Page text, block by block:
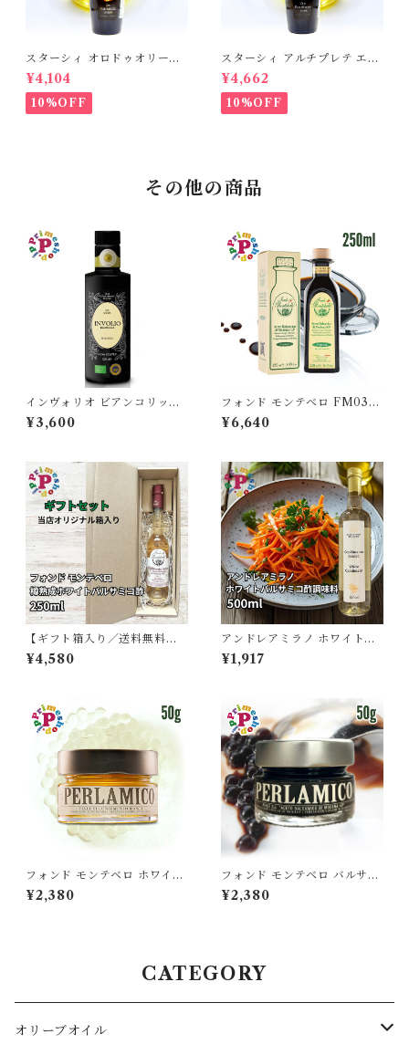
スターシィ オロドゥオリーヴ
ァ エキストラバージン オリー
ブオイル 500ml イタリア プ
ーリア産 STASI ORO d'Oliva
スタシィ 酸度0.13 賞味期限2
¥4,104
10%OFF
スターシィ アルチプレテ エキ
ストラバージン オリーブオイ
ル 500ml イタリア プーリア
産 STASI Arciprete スタシ
ィ 酸度0.15 賞味期限2027年3
¥4,662
10%OFF
その他の商品
インヴォリオ ビアンコリッラ
オリーブオイル エキストラバ
ージン 250ml カーサグラッツ
種100％ IGP認定 原産地証明
オーガニック 有機栽培 本物 逆
流防止栓キャップ 高級
¥3,600
フォンド モンテベロ FM03
モデナ産バルサミコ 250ml I
GP認定 有機栽培 濃度1.34 12
¥6,640
【ギフト箱入り／送料無料】
フォンド モンテベロ ホワイト
バルサミコ酢 モデナ産 樽熟成
¥4,580
アンドレアミラノ ホワイトバ
ルサミコ酢調味料 Andrea Mi
lano del Duomo
¥1,917
フォンド モンテベロ ホワイト
バルサミコ パール モデナ産50
g FONDO MONTEBELLO
¥2,380
フォンド モンテベロ バルサミ
コ パール モデナ産 ブラック 5
0g FONDO MONTEBELL
¥2,380
CATEGORY
オリーブオイル